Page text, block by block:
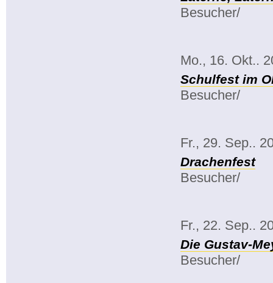
Besucher/
Mo., 16. Okt..
Schulfest im
Besucher/
Fr., 29. Sep..
Drachenfest
Besucher/
Fr., 22. Sep..
Die Gustav-
Besucher/